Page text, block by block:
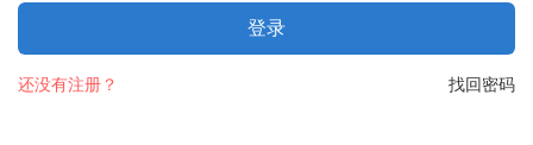
登录
找回密码
还没有注册？